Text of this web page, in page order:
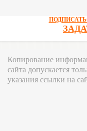
Копирование
сайта допускается
указания ссылки на